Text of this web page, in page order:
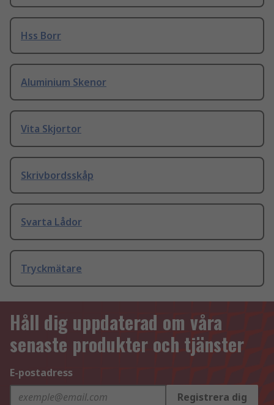
Hss Borr
Aluminium Skenor
Vita Skjortor
Skrivbordsskåp
Svarta Lådor
Tryckmätare
Håll dig uppdaterad om våra
senaste produkter och tjänster
E-postadress
Registrera dig